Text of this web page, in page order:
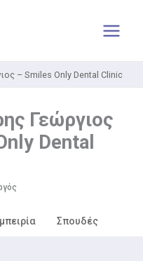
– Smiles Only Dental Clinic
Γεώργιος
Dental
Σπουδές